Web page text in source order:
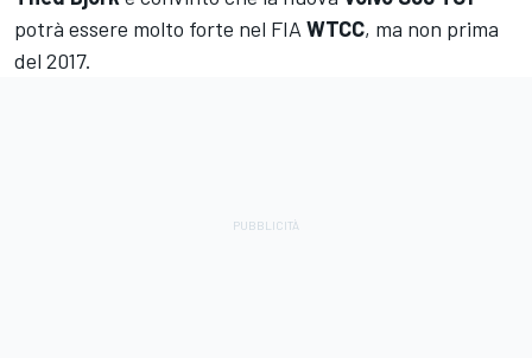
potrà essere molto forte nel FIA WTCC, ma non prima
del 2017.